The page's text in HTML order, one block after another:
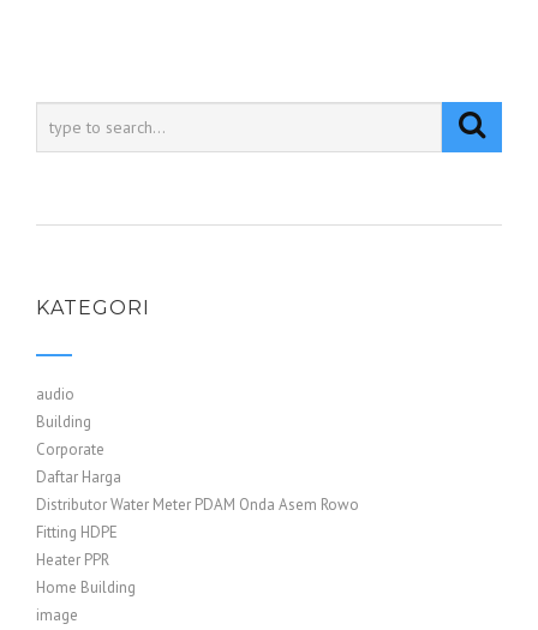
KATEGORI
audio
Building
Corporate
Daftar Harga
Distributor Water Meter PDAM Onda Asem Rowo
Fitting HDPE
Heater PPR
Home Building
image